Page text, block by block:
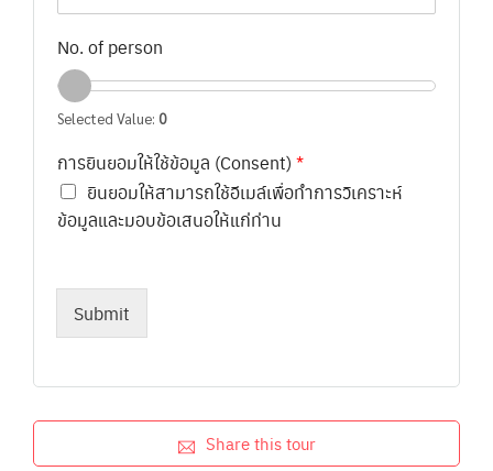
No. of person
Selected Value: 0
การยินยอมให้ใช้ข้อมูล (Consent) *
ยินยอมให้สามารถใช้อีเมล์เพื่อทำการวิเคราะห์
ข้อมูลและมอบข้อเสนอให้แก่ท่าน
Submit
Share this tour